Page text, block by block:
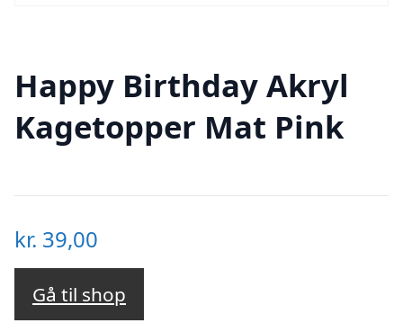
Happy Birthday Akryl
Kagetopper Mat Pink
kr. 39,00
Gå til shop